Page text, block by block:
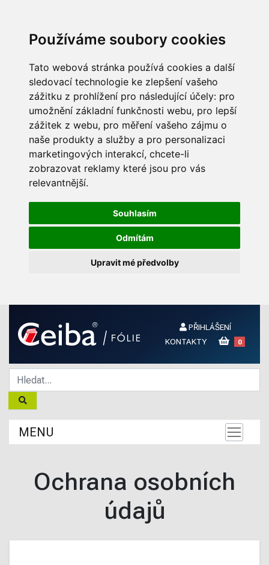
Používáme soubory cookies
Tato webová stránka používá cookies a další
sledovací technologie ke zlepšení vašeho
zážitku z prohlížení pro následující účely: pro
umožnění základní funkčnosti webu, pro lepší
zážitek z webu, pro měření vašeho zájmu o
naše produkty a služby a pro personalizaci
marketingových interakcí, chcete-li
zobrazovat reklamy které jsou pro vás
relevantnější.
Souhlasím
Odmítám
Upravit mé předvolby
PŘIHLÁŠENÍ
KONTAKTY
0
MENU
Ochrana osobních
údajů